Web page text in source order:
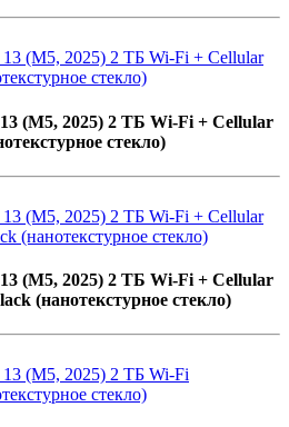
(M5, 2025) 2 ТБ Wi-Fi + Cellular
стекло)
(M5, 2025) 2 ТБ Wi-Fi + Cellular
(нанотекстурное стекло)